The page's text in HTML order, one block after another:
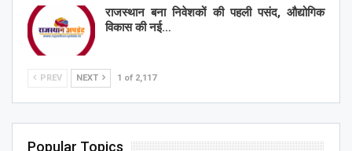
राजस्थान बना निवेशकों की पहली पसंद, औद्योगिक
विकास की नई…
PREV NEXT 1 of 2,117
Popular Topics